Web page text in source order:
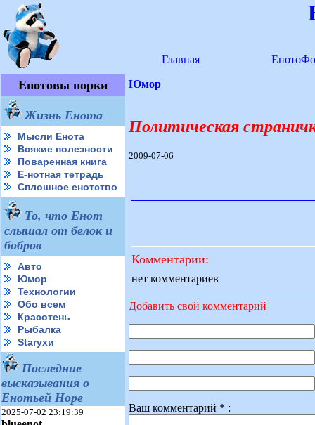
Главная
Енотовы норки
Жизнь Енота
Мысли Енота
Всякие полезности
Поваренная книга
Е-нотная тетрадь
Сплошное енотство
То, что Енот
слышал от белок и
бобров
Авто
Юмор
Технологии
Обо всем
Красотень
Рыбалка
Starухи
Последние
высказывания о
Енотьей Норе
2025-07-02 23:19:39
Юмор
Политическая
2009-07-06
Комментарии:
нет комментариев
Добавить свой комментарий
Ваш комментарий * :